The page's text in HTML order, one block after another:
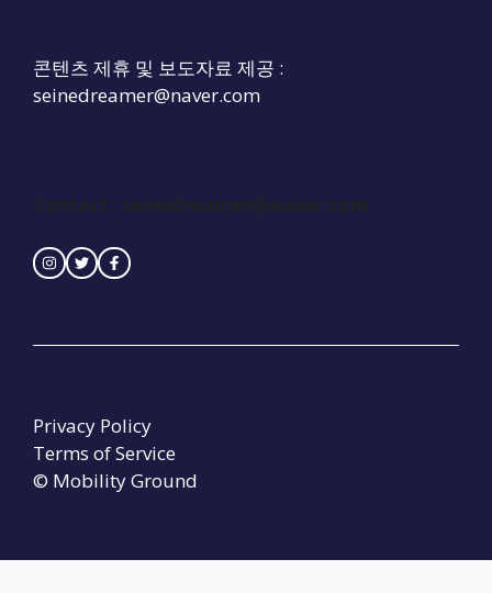
콘텐츠 제휴 및 보도자료 제공 :
seinedreamer@naver.com
Contact : seinedreamer@naver.com
© Mobility Ground
Privacy Policy
Terms of Service